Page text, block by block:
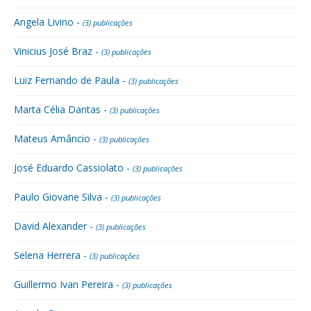
Angela Livino - (3) publicações
Vinicius José Braz - (3) publicações
Luiz Fernando de Paula - (3) publicações
Marta Célia Dantas - (3) publicações
Mateus Amâncio - (3) publicações
José Eduardo Cassiolato - (3) publicações
Paulo Giovane Silva - (3) publicações
David Alexander - (3) publicações
Selena Herrera - (3) publicações
Guillermo Ivan Pereira - (3) publicações